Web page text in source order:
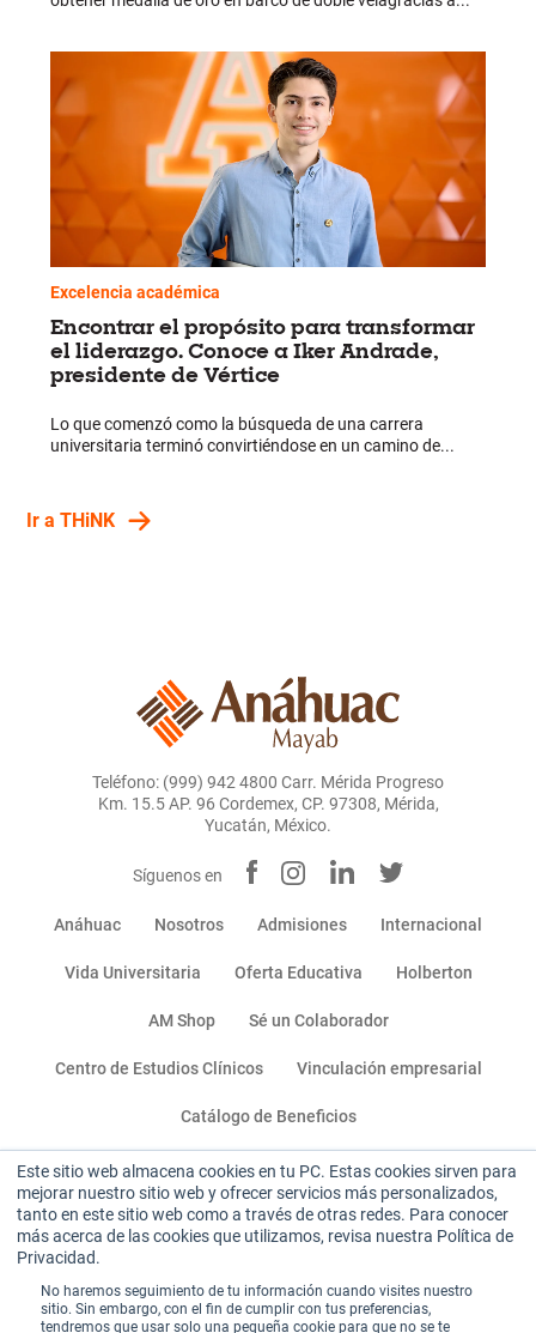
Este sitio web almacena cookies en tu PC. Estas cookies sirven para
mejorar nuestro sitio web y ofrecer servicios más personalizados,
tanto en este sitio web como a través de otras redes. Para conocer
más acerca de las cookies que utilizamos, revisa nuestra Política de
Privacidad.
No haremos seguimiento de tu información cuando visites nuestro
sitio. Sin embargo, con el fin de cumplir con tus preferencias,
tendremos que usar solo una pequeña cookie para que no se te
Excelencia académica
Encontrar el propósito para transformar
el liderazgo. Conoce a Iker Andrade,
presidente de Vértice
Lo que comenzó como la búsqueda de una carrera
universitaria terminó convirtiéndose en un camino de...
Ir a THiNK
Teléfono: (999) 942 4800 Carr. Mérida Progreso
Km. 15.5 AP. 96 Cordemex, CP. 97308, Mérida,
Yucatán, México.
Síguenos en
Anáhuac Nosotros Admisiones Internacional
Vida Universitaria Oferta Educativa Holberton
AM Shop Sé un Colaborador
Centro de Estudios Clínicos Vinculación empresarial
Catálogo de Beneficios
Miembro de: